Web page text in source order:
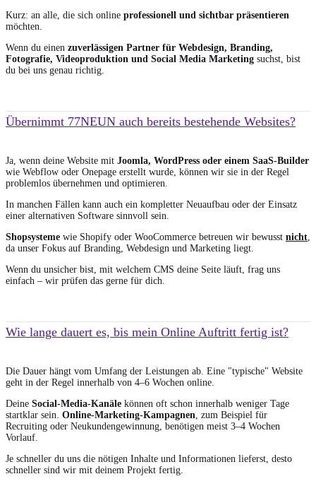
Kurz: an alle, die sich online professionell und sichtbar präsentieren
möchten.
Wenn du einen zuverlässigen Partner für Webdesign, Branding,
Fotografie, Videoproduktion und Social Media Marketing suchst, bist
du bei uns genau richtig.
Übernimmt 77NEUN auch bereits bestehende Websites?
Ja, wenn deine Website mit Joomla, WordPress oder einem SaaS-Builder
wie Webflow oder Onepage erstellt wurde, können wir sie in der Regel
problemlos übernehmen und optimieren.
In manchen Fällen kann auch ein kompletter Neuaufbau oder der Einsatz
einer alternativen Software sinnvoll sein.
Shopsysteme wie Shopify oder WooCommerce betreuen wir bewusst nicht
da unser Fokus auf Branding, Webdesign und Marketing liegt.
Wenn du unsicher bist, mit welchem CMS deine Seite läuft, frag uns
einfach – wir prüfen das gerne für dich.
Wie lange dauert es, bis mein Online Auftritt fertig ist?
Die Dauer hängt vom Umfang der Leistungen ab. Eine "typische" Website
geht in der Regel innerhalb von 4–6 Wochen online.
Deine Social-Media-Kanäle können oft schon innerhalb weniger Tage
startklar sein. Online-Marketing-Kampagnen , zum Beispiel für
Recruiting oder Neukundengewinnung, benötigen meist 3–4 Wochen
Vorlauf.
Je schneller du uns die nötigen Inhalte und Informationen lieferst, desto
schneller sind wir mit deinem Projekt fertig.